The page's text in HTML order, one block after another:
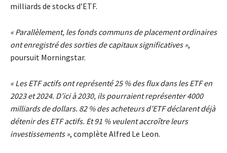
milliards de stocks d’ETF.
« Parallèlement, les fonds communs de placement ordinaires
ont enregistré des sorties de capitaux significatives »,
poursuit Morningstar.
« Les ETF actifs ont représenté 25 % des flux dans les ETF en
2023 et 2024. D’ici à 2030, ils pourraient représenter 4000
milliards de dollars. 82 % des acheteurs d’ETF déclarent déjà
détenir des ETF actifs. Et 91 % veulent accroître leurs
investissements », complète Alfred Le Leon.